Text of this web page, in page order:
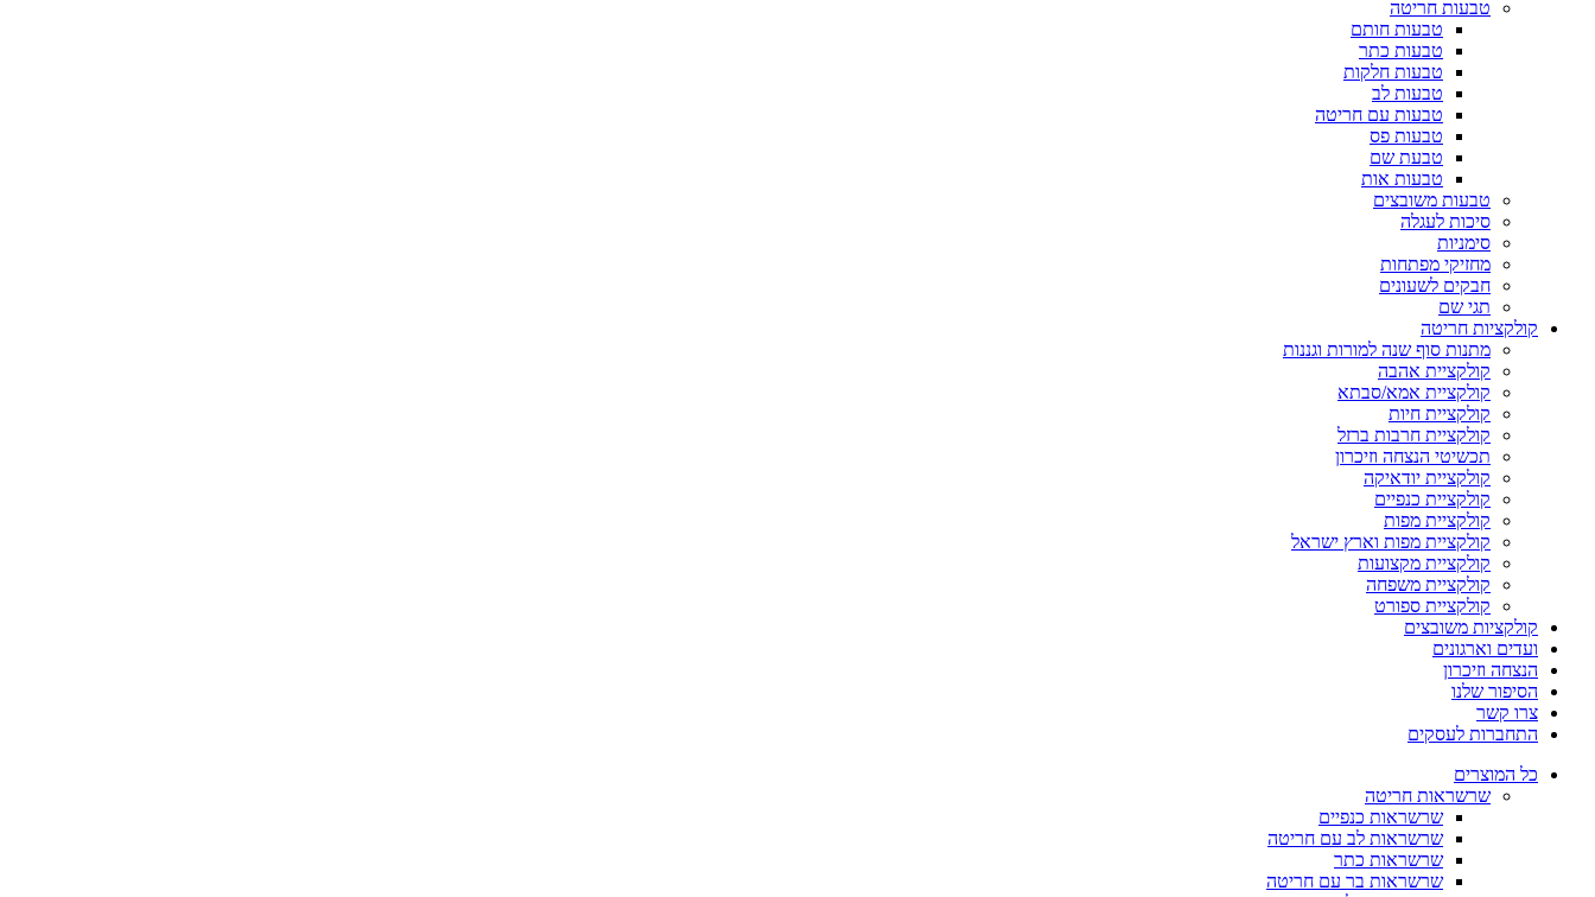
טבעות חריטה
טבעות חותם
טבעות כתר
טבעות חלקות
טבעות לב
טבעות עם חריטה
טבעות פס
טבעת שם
טבעות אות
טבעות משובצים
סיכות לעגלה
סימניות
מחזיקי מפתחות
חבקים לשעונים
תגי שם
קולקציות חריטה
מתנות סוף שנה למורות וגננות
קולקציית אהבה
קולקציית אמא/סבתא
קולקציית חיות
קולקציית חרבות ברזל
תכשיטי הנצחה וזיכרון
קולקציית יודאיקה
קולקציית כנפיים
קולקציית מפות
קולקציית מפות וארץ ישראל
קולקציית מקצועות
קולקציית משפחה
קולקציית ספורט
קולקציות משובצים
ועדים וארגונים
הנצחה וזיכרון
הסיפור שלנו
צרו קשר
התחברות לעסקים
כל המוצרים
שרשראות חריטה
שרשראות כנפיים
שרשראות לב עם חריטה
שרשראות כתר
שרשראות בר עם חריטה